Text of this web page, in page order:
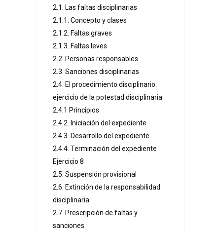
2.1. Las faltas disciplinarias
2.1.1. Concepto y clases
2.1.2. Faltas graves
2.1.3. Faltas leves
2.2. Personas responsables
2.3. Sanciones disciplinarias
2.4. El procedimiento disciplinario:
ejercicio de la potestad disciplinaria
2.4.1 Principios
2.4.2. Iniciación del expediente
2.4.3. Desarrollo del expediente
2.4.4. Terminación del expediente
Ejercicio 8
2.5. Suspensión provisional
2.6. Extinción de la responsabilidad
disciplinaria
2.7. Prescripción de faltas y
sanciones